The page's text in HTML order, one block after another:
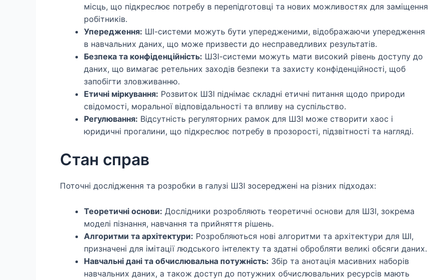
місць, що підкреслює потребу в перепідготовці та нових можливостях для заміщення
робітників.
Упередження: ШІ-системи можуть бути упередженими, відображаючи упередження
в навчальних даних, що може призвести до несправедливих результатів.
Безпека та конфіденційність: ШЗІ-системи можуть мати високий рівень доступу до
даних, що вимагає ретельних заходів безпеки та захисту конфіденційності, щоб
запобігти зловживанню.
Етичні міркування: Розвиток ШЗІ піднімає складні етичні питання щодо природи
свідомості, моральної відповідальності та впливу на суспільство.
Регулювання: Відсутність регуляторних рамок для ШЗІ може створити хаос і
юридичні прогалини, що підкреслює потребу в прозорості, підзвітності та нагляді.
Стан справ
Поточні дослідження та розробки в галузі ШЗІ зосереджені на різних підходах:
Теоретичні основи: Дослідники розробляють теоретичні основи для ШЗІ, зокрема
моделі пізнання, навчання та прийняття рішень.
Алгоритми та архітектури: Розробляються нові алгоритми та архітектури для ШІ,
призначені для імітації людського інтелекту та здатні обробляти великі обсяги даних.
Навчальні дані та обчислювальна потужність: Збір та анотація масивних наборів
навчальних даних, а також доступ до потужних обчислювальних ресурсів мають